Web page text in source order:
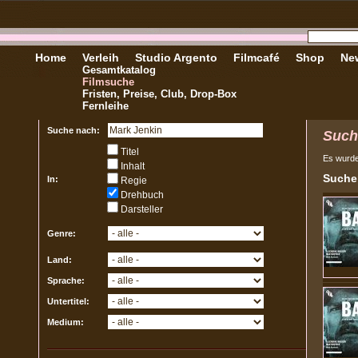
Home Verleih
Gesamtkatalog
Filmsuche
Fristen, Preise, Club, Drop-Box
Fernleihe
Studio Argento Filmcafé Shop
Suche nach:
In:
Titel
Inhalt
Regie
Drehbuch
Darsteller
Genre:
Land:
Sprache:
Untertitel:
Medium:
Es